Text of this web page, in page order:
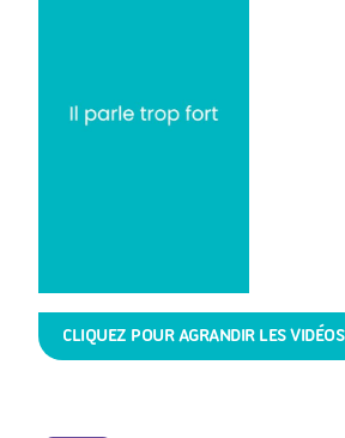
CLIQUEZ POUR AGRANDIR LES VIDÉOS